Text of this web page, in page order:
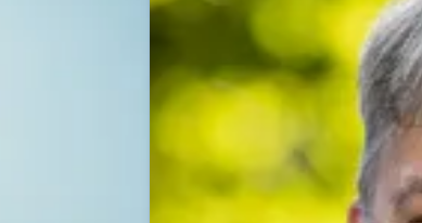
Pressesprecher